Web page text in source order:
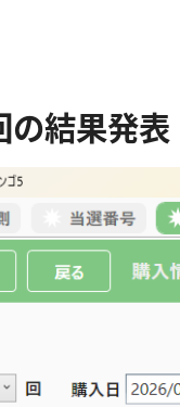
の結果発表